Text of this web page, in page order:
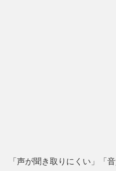
「声が聞き取りにくい」「